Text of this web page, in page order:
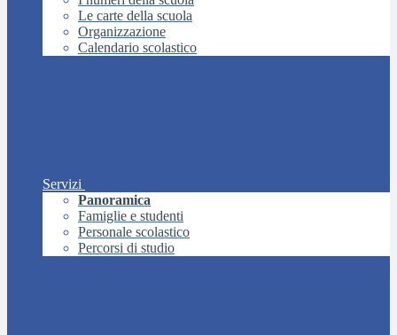
Le carte della scuola
Organizzazione
Calendario scolastico
Servizi
Panoramica
Famiglie e studenti
Personale scolastico
Percorsi di studio